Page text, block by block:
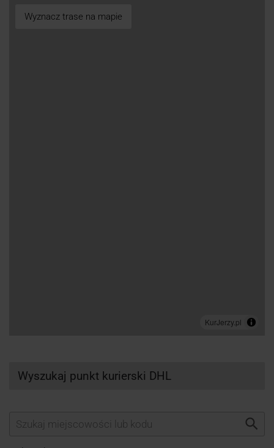
Wyznacz trase na mapie
Wyszukaj punkt kurierski DHL